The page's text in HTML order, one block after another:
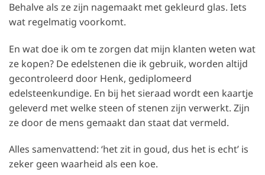
Behalve als ze zijn nagemaakt met gekleurd glas. Iets
wat regelmatig voorkomt.
En wat doe ik om te zorgen dat mijn klanten weten wat
ze kopen? De edelstenen die ik gebruik, worden altijd
gecontroleerd door Henk, gediplomeerd
edelsteenkundige. En bij het sieraad wordt een kaartje
geleverd met welke steen of stenen zijn verwerkt. Zijn
ze door de mens gemaakt dan staat dat vermeld.
Alles samenvattend: ‘het zit in goud, dus het is echt’ is
zeker geen waarheid als een koe.